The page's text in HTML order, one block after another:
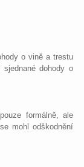
o vině a trestu
dohody o
formálně, ale
mohl odškodnění